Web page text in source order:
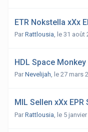
ETR Nokstella xXx
Par Rattlousia le 31 août
HDL Space
Par Nevelijah le 27 mars
MIL Sellen xXx
Par Rattlousia le 5